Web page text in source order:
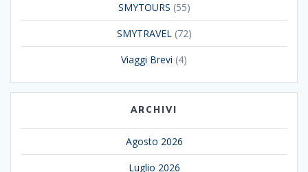
SMYTOURS (55)
SMYTRAVEL(72)
Viaggi Brevi (4)
ARCHIVI
Agosto 2026
Luglio 2026